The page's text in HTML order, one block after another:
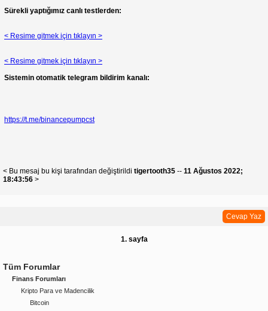
Sürekli yaptığımız canlı testlerden:
< Resime gitmek için tıklayın >
< Resime gitmek için tıklayın >
Sistemin otomatik telegram bildirim kanalı:
https://t.me/binancepumpcst
< Bu mesaj bu kişi tarafından değiştirildi tigertooth35 -- 11 Ağustos 2022;
18:43:56 >
Cevap Yaz
1. sayfa
Tüm Forumlar
Finans Forumları
Kripto Para ve Madencilik
Bitcoin